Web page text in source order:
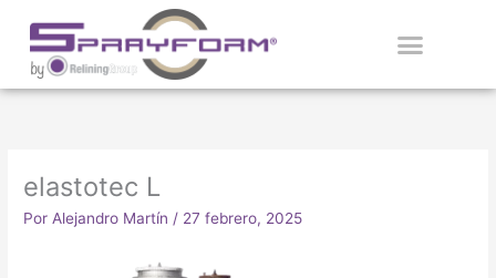
contenido
elastotec L
PorAlejandro Martín/ 27 febrero, 2025